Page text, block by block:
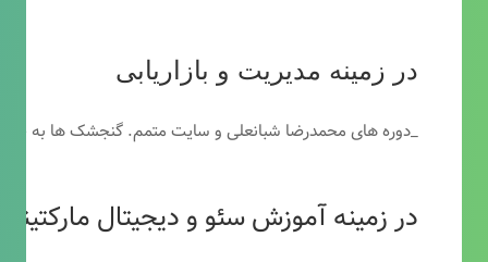
در زمینه مدیریت و بازاریابی
_دوره های محمدرضا شبانعلی و سایت متمم. گنجشک ها به
در زمینه آموزش سئو و دیجیتال